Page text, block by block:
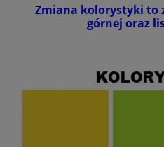
Zmiana kolorystyki to
górnej oraz